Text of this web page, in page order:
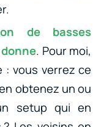
de basses
. Pour moi,
: vous verrez ce
obtenez un ou
setup qui en